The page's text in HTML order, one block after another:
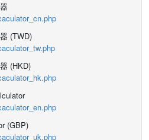
(TWD)
(HKD)
(GBP)